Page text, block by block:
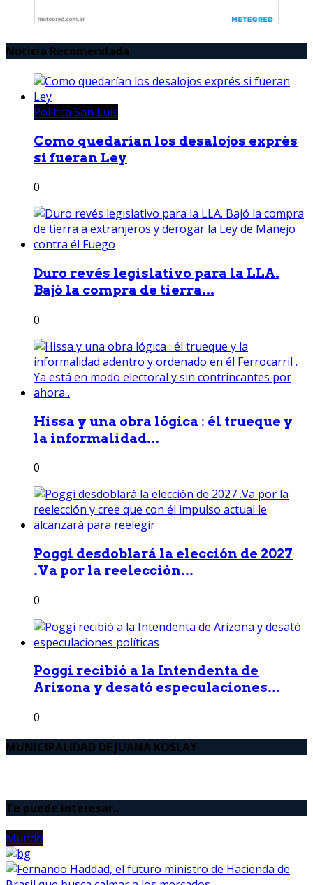
Noticia Recomendada
Política San Luis
Como quedarían los desalojos exprés
si fueran Ley
0
Duro revés legislativo para la LLA.
Bajó la compra de tierra...
0
Hissa y una obra lógica : él trueque y
la informalidad...
0
Poggi desdoblará la elección de 2027
.Va por la reelección...
0
Poggi recibió a la Intendenta de
Arizona y desató especulaciones...
0
MUNICIPALIDAD DE JUANA KOSLAY
Te puede interesar..
Mundo